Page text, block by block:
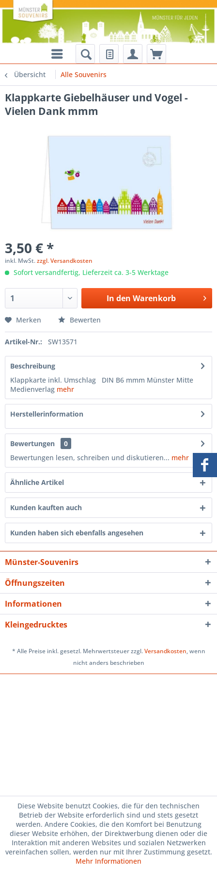
Übersicht Alle Souvenirs
Klappkarte Giebelhäuser und Vogel -
Vielen Dank mmm
3,50 € *
inkl. MwSt.zzgl. Versandkosten
Sofort versandfertig, Lieferzeit ca. 3-5 Werktage
In den Warenkorb
Merken Bewerten
Artikel-Nr.: SW13571
Beschreibung
Klappkarte inkl. Umschlag DIN B6 mmm Münster Mitte
Medienverlag mehr
Herstellerinformation
Bewertungen
0
Bewertungen lesen, schreiben und diskutieren... mehr
Ähnliche Artikel
Kunden kauften auch
Kunden haben sich ebenfalls angesehen
Münster-Souvenirs
Öffnungszeiten
Informationen
Kleingedrucktes
* Alle Preise inkl. gesetzl. Mehrwertsteuer zzgl.Versandkosten, wenn
nicht anders beschrieben
Diese Website benutzt Cookies, die für den technischen
Betrieb der Website erforderlich sind und stets gesetzt
werden. Andere Cookies, die den Komfort bei Benutzung
dieser Website erhöhen, der Direktwerbung dienen oder die
Interaktion mit anderen Websites und sozialen Netzwerken
vereinfachen sollen, werden nur mit Ihrer Zustimmung gesetzt.
Mehr Informationen